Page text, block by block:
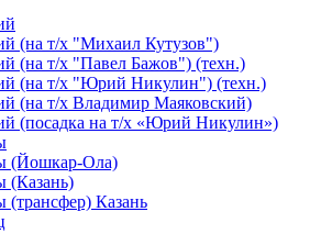
(на т/х "Михаил Кутузов")
(на т/х "Павел Бажов") (техн.)
(на т/х "Юрий Никулин") (техн.)
(на т/х Владимир Маяковский)
(посадка на т/х «Юрий Никулин»)
(Йошкар-Ола)
(Казань)
(трансфер) Казань